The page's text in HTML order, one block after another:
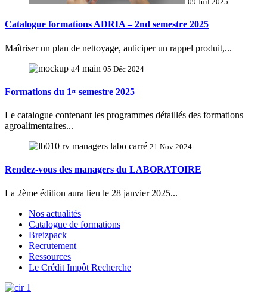
Catalogue formations ADRIA – 2nd semestre 2025
Maîtriser un plan de nettoyage, anticiper un rappel produit,...
05 Déc 2024
Formations du 1ᵉʳ semestre 2025
Le catalogue contenant les programmes détaillés des formations
agroalimentaires...
21 Nov 2024
Rendez-vous des managers du LABORATOIRE
La 2ème édition aura lieu le 28 janvier 2025...
Nos actualités
Catalogue de formations
Breizpack
Recrutement
Ressources
Le Crédit Impôt Recherche